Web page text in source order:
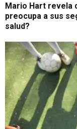
Mario Hart revela
preocupa a sus
salud?